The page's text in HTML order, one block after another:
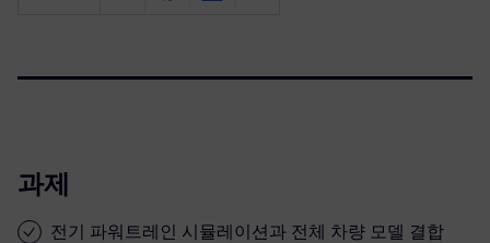
과제
전기 파워트레인 시뮬레이션과 전체 차량 모델 결합